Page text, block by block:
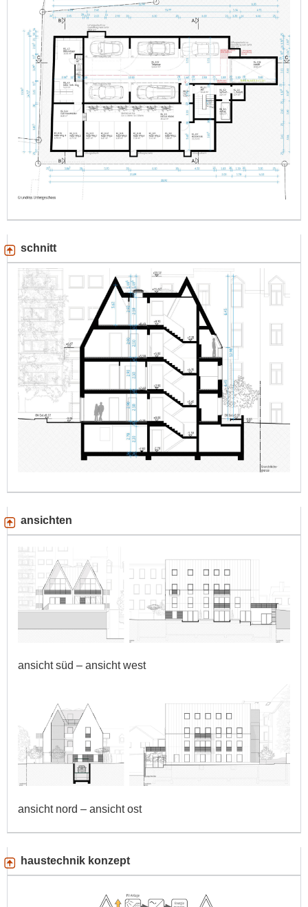
schnitt
ansichten
ansicht süd – ansicht west
ansicht nord – ansicht ost
haustechnik konzept